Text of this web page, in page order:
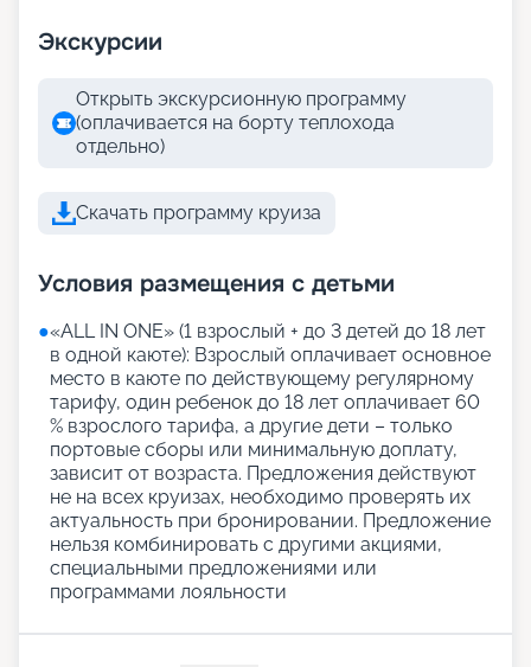
Экскурсии
Открыть экскурсионную программу
(оплачивается на борту теплохода
отдельно)
Скачать программу круиза
Условия размещения с детьми
●«АLL IN ONE» (1 взрослый + до 3 детей до 18 лет
в одной каюте): Взрослый оплачивает основное
место в каюте по действующему регулярному
тарифу, один ребенок до 18 лет оплачивает 60
% взрослого тарифа, а другие дети – только
портовые сборы или минимальную доплату,
зависит от возраста. Предложения действуют
не на всех круизах, необходимо проверять их
актуальность при бронировании. Предложение
нельзя комбинировать с другими акциями,
специальными предложениями или
программами лояльности